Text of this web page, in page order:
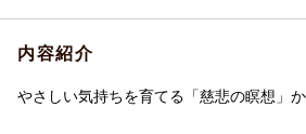
内容紹介
やさしい気持ちを育てる「慈悲の瞑想」か